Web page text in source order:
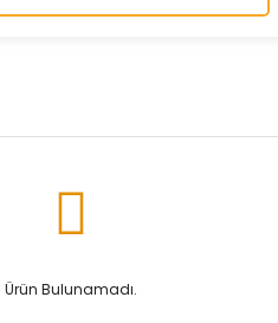
Ürün Bulunamadı.